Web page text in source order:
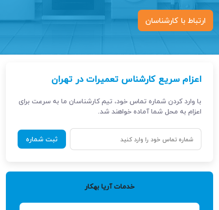
ارتباط با کارشناسان
اعزام سریع کارشناس تعمیرات در تهران
با وارد کردن شماره تماس خود، تیم کارشناسان ما به ‌سرعت برای
اعزام به محل شما آماده خواهند شد.
ثبت شماره